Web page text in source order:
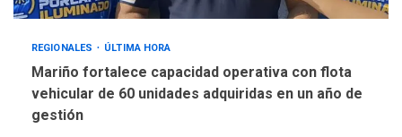
REGIONALES ÚLTIMA HORA
Mariño fortalece capacidad operativa con flota
vehicular de 60 unidades adquiridas en un año de
gestión